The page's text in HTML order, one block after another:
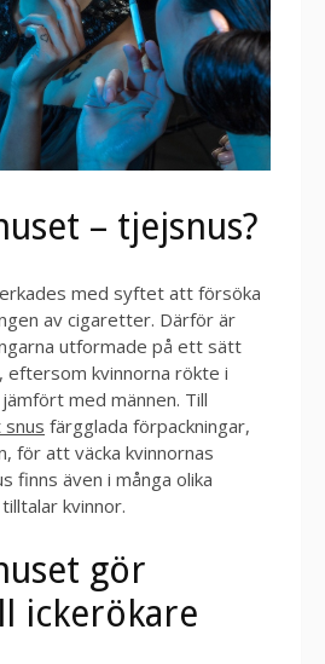
– tjejsnus?
med syftet att försöka
av cigaretter. Därför är
utformade på ett sätt
eftersom kvinnorna rökte i
med männen. Till
färgglada förpackningar,
för att väcka kvinnornas
finns även i många olika
kvinnor.
gör
ickerökare